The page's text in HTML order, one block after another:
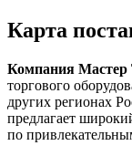
Карта
Компания Мастер
торгового
других регионах
предлагает
по